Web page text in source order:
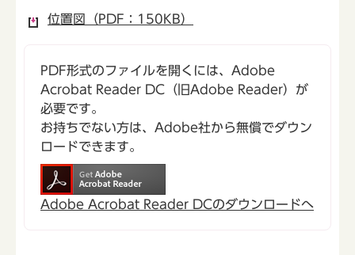
位置図（PDF：150KB）
PDF形式のファイルを開くには、Adobe
Acrobat Reader DC（旧Adobe Reader）が
必要です。
お持ちでない方は、Adobe社から無償でダウン
ロードできます。
Adobe Acrobat Reader DCのダウンロードへ